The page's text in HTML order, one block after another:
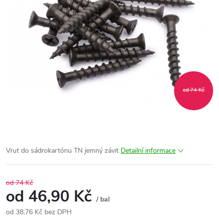
od 74 Kč
Vrut do sádrokartónu TN jemný závit Detailní informace
od 74 Kč
od 46,90 Kč / bal
od 38,76 Kč bez DPH